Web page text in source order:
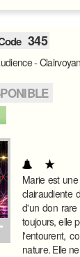
345
-
Marie est
clairaudiente
d'un don rare
toujours, elle
l'entourent,
nature. Elle